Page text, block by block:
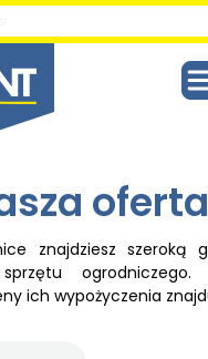
oferta
znajdziesz szeroką
ogrodniczego.
ich wypożyczenia